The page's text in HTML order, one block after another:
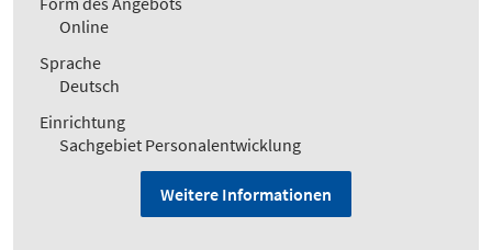
Online
Sprache
Deutsch
Einrichtung
Sachgebiet Personalentwicklung
Weitere Informationen